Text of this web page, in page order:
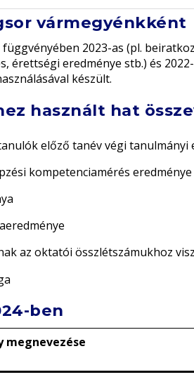
vármegyénkként
2023-as (pl.
érettségi eredménye stb.) és
készült.
használt hat
előző tanév végi tanulmányi
kompetenciamérés eredménye
az oktatói összlétszámukhoz
ben
megnevezése